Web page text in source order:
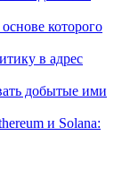
которого
в адрес
добытые ими
и Solana: